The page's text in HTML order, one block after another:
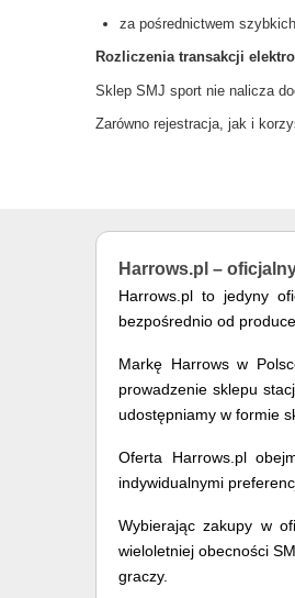
za pośrednictwem
Rozliczenia transakcji
Sklep SMJ sport nie nalicza
Zarówno rejestracja, jak i
Harrows.pl –
Harrows.pl to jedyny
bezpośrednio od
Markę Harrows w
prowadzenie sklepu
udostępniamy w formie
Oferta Harrows.pl
indywidualnymi
Wybierając zakupy w
wieloletniej obecności
graczy.